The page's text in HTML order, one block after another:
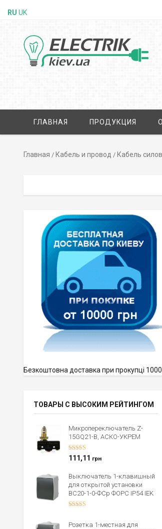
ГЛАВНАЯ ПРОДУКЦИЯ
Главная / Кабель и провод / Кабель
Безкоштовна доставка при прокупці
ТОВАРЫ С ВЫСОКИМ РЕЙТИНГОМ
Микропереключатель Z-
15GQ21-B, АСКО-УКРЕМ
Оценка5.00
из 5
111,11 грн
Выключатель 1-клавишный
для открытой установки
ВС20-1-0-ФСр ФОРС IP54 IEK
Розетка 1-местная для
RU UK